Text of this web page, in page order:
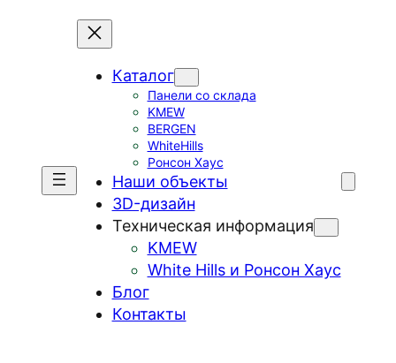
Каталог
Панели со склада
KMEW
BERGEN
WhiteHills
Ронсон Хаус
Наши объекты
3D-дизайн
Техническая информация
KMEW
White Hills и Ронсон Хаус
Блог
Контакты